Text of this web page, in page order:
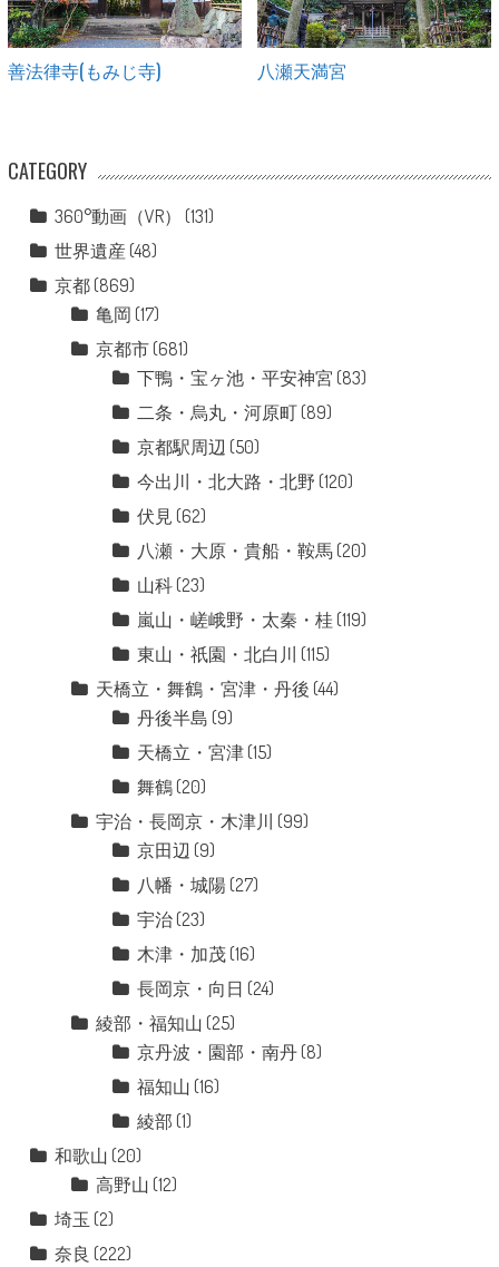
善法律寺(もみじ寺) 八瀬天満宮
CATEGORY
360°動画（VR）
(131)
世界遺産 (48)
京都(869)
亀岡 (17)
京都市(681)
下鴨・宝ヶ池・平安神宮 (83)
二条・烏丸・河原町(89)
京都駅周辺 (50)
今出川・北大路・北野 (120)
伏見 (62)
八瀬・大原・貴船・鞍馬(20)
山科(23)
嵐山・嵯峨野・太秦・桂 (119)
東山・祇園・北白川 (115)
天橋立・舞鶴・宮津・丹後 (44)
丹後半島 (9)
天橋立・宮津(15)
舞鶴(20)
宇治・長岡京・木津川 (99)
京田辺 (9)
八幡・城陽 (27)
宇治(23)
木津・加茂(16)
長岡京・向日 (24)
綾部・福知山 (25)
京丹波・園部・南丹(8)
福知山 (16)
綾部 (1)
和歌山 (20)
高野山 (12)
埼玉 (2)
奈良 (222)